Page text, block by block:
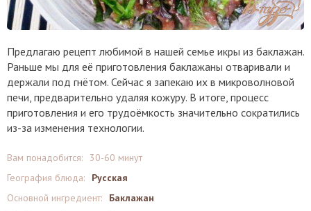
Предлагаю рецепт любимой в нашей семье икры из баклажан.
Раньше мы для её приготовления баклажаны отваривали и
держали под гнётом. Сейчас я запекаю их в микроволновой
печи, предварительно удаляя кожуру. В итоге, процесс
приготовления и его трудоёмкость значительно сократились
из-за изменения технологии.
Вам понадобится:
30-60 минут
География блюда:
Русская
Основной ингредиент:
Баклажан